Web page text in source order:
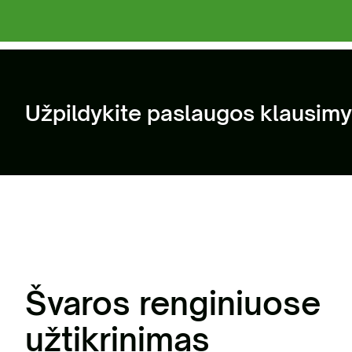
Užpildykite paslaugos
Švaros renginiuose
užtikrinimas